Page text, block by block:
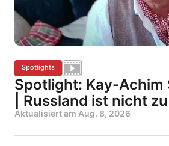
Spotlights
Spotlight: Kay-Achim
| Russland ist nicht
Aktualisiert am Aug. 8, 2026